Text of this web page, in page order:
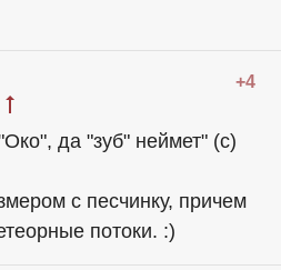
+4
да "зуб" неймет" (с)
с песчинку, причем
потоки. :)